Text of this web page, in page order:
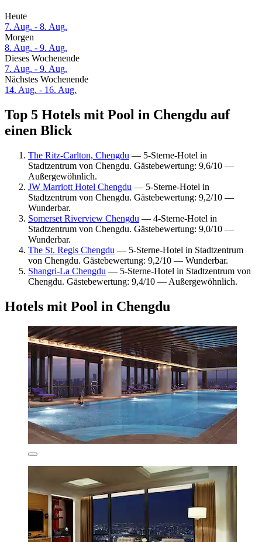
Heute
7. Aug. - 8. Aug.
Morgen
8. Aug. - 9. Aug.
Dieses Wochenende
7. Aug. - 9. Aug.
Nächstes Wochenende
14. Aug. - 16. Aug.
Top 5 Hotels mit Pool in Chengdu auf
einen Blick
The Ritz-Carlton, Chengdu — 5-Sterne-Hotel in
Stadtzentrum von Chengdu. Gästebewertung: 9,6/10 —
Außergewöhnlich.
JW Marriott Hotel Chengdu — 5-Sterne-Hotel in
Stadtzentrum von Chengdu. Gästebewertung: 9,2/10 —
Wunderbar.
Somerset Riverview Chengdu — 4-Sterne-Hotel in
Stadtzentrum von Chengdu. Gästebewertung: 9,0/10 —
Wunderbar.
The St. Regis Chengdu — 5-Sterne-Hotel in Stadtzentrum
von Chengdu. Gästebewertung: 9,2/10 — Wunderbar.
Shangri-La Chengdu — 5-Sterne-Hotel in Stadtzentrum von
Chengdu. Gästebewertung: 9,4/10 — Außergewöhnlich.
Hotels mit Pool in Chengdu